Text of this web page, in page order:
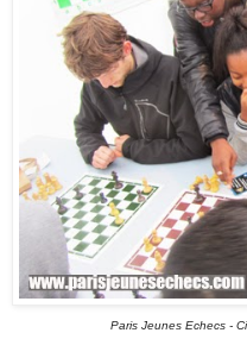
Paris Jeunes Echecs -